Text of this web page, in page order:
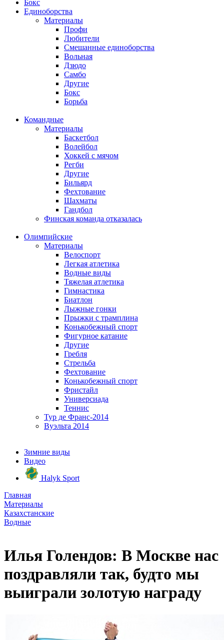
Бокс
Единоборства
Материалы
Профи
Любители
Смешанные единоборства
Вольная
Дзюдо
Самбо
Другие
Бокс
Борьба
Командные
Материалы
Баскетбол
Волейбол
Хоккей с мячом
Регби
Другие
Бильярд
Фехтование
Шахматы
Гандбол
Финская команда отказалась
Олимпийские
Материалы
Велоспорт
Легкая атлетика
Водные виды
Тяжелая атлетика
Гимнастика
Биатлон
Лыжные гонки
Прыжки с трамплина
Конькобежный спорт
Фигурное катание
Другие
Гребля
Стрельба
Фехтование
Конькобежный спорт
Фристайл
Универсиада
Теннис
Тур де Франс-2014
Вуэльта 2014
Зимние виды
Видео
Halyk Sport
Главная
Материалы
Казахстанские
Водные
Илья Голендов: В Москве нас
поздравляли так, будто мы
выиграли золотую награду